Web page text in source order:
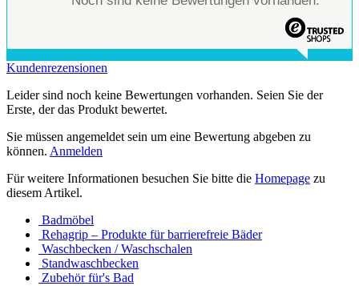
Kundenrezensionen
Leider sind noch keine Bewertungen vorhanden. Seien Sie der
Erste, der das Produkt bewertet.
Sie müssen angemeldet sein um eine Bewertung abgeben zu
können. Anmelden
Für weitere Informationen besuchen Sie bitte die Homepage zu
diesem Artikel.
Badmöbel
Rehagrip – Produkte für barrierefreie Bäder
Waschbecken / Waschschalen
Standwaschbecken
Zubehör für's Bad